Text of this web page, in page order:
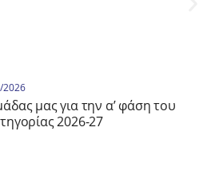
2026
μας για την α’ φάση του
2026-27